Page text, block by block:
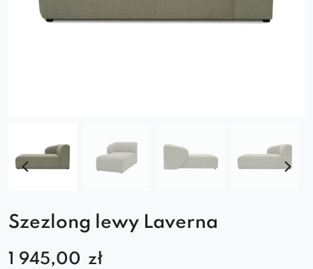
Szezlong lewy Laverna
1 945,00 zł